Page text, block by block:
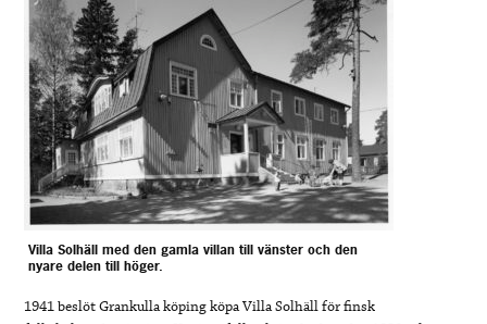
Villa Solhäll med den gamla villan till vänster och den
nyare delen till höger.
1941 beslöt Grankulla köping köpa Villa Solhäll för finsk